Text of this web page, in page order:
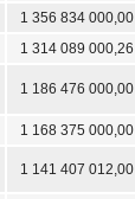
1 356 834 000,00
1 314 089 000,26
1 186 476 000,00
1 168 375 000,00
1 141 407 012,00